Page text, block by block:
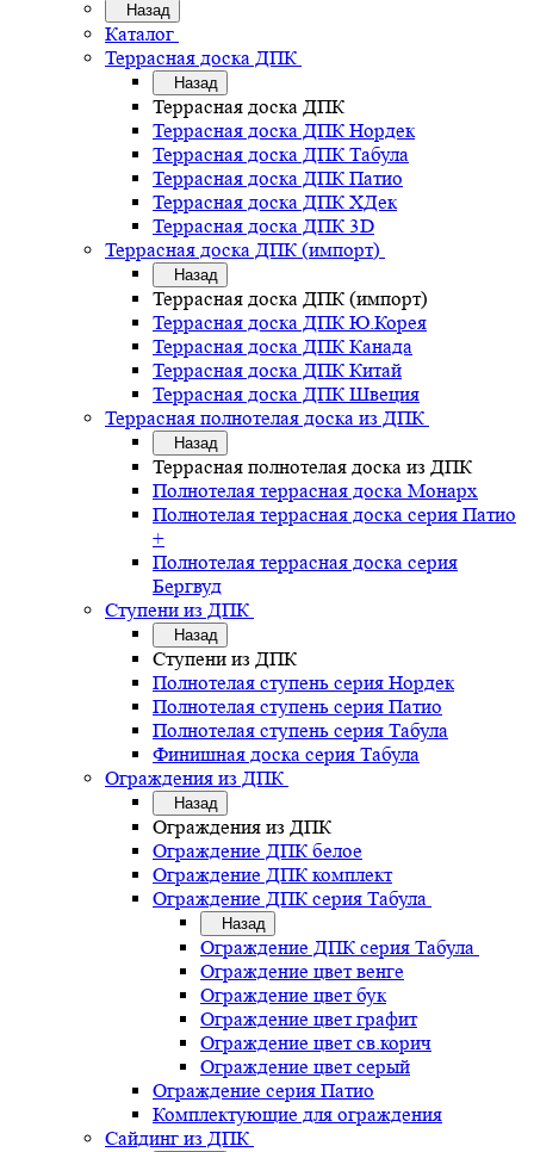
Назад
Каталог
Террасная доска ДПК
Назад
Террасная доска ДПК
Террасная доска ДПК Нордек
Террасная доска ДПК Табула
Террасная доска ДПК Патио
Террасная доска ДПК ХДек
Террасная доска ДПК 3D
Террасная доска ДПК (импорт)
Назад
Террасная доска ДПК (импорт)
Террасная доска ДПК Ю.Корея
Террасная доска ДПК Канада
Террасная доска ДПК Китай
Террасная доска ДПК Швеция
Террасная полнотелая доска из ДПК
Назад
Террасная полнотелая доска из ДПК
Полнотелая террасная доска Монарх
Полнотелая террасная доска серия Патио
+
Полнотелая террасная доска серия
Бергвуд
Ступени из ДПК
Назад
Ступени из ДПК
Полнотелая ступень серия Нордек
Полнотелая ступень серия Патио
Полнотелая ступень серия Табула
Финишная доска серия Табула
Ограждения из ДПК
Назад
Ограждения из ДПК
Ограждение ДПК белое
Ограждение ДПК комплект
Ограждение ДПК серия Табула
Назад
Ограждение ДПК серия Табула
Ограждение цвет венге
Ограждение цвет бук
Ограждение цвет графит
Ограждение цвет св.корич
Ограждение цвет серый
Ограждение серия Патио
Комплектующие для ограждения
Сайдинг из ДПК